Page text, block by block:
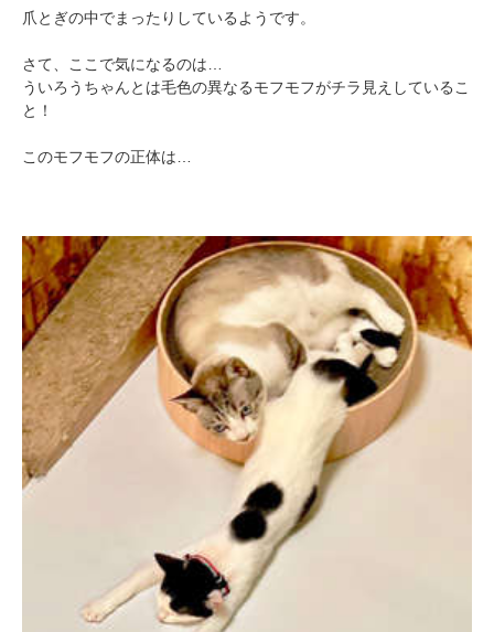
爪とぎの中でまったりしているようです。
さて、ここで気になるのは…
ういろうちゃんとは毛色の異なるモフモフがチラ見えしているこ
と！
このモフモフの正体は…